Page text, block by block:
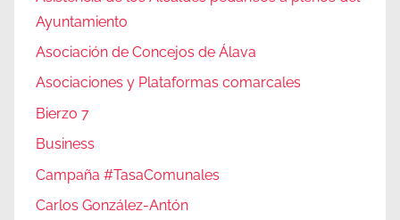
Ayuntamiento
Asociación de Concejos de Álava
Asociaciones y Plataformas comarcales
Bierzo 7
Business
Campaña #TasaComunales
Carlos González-Antón